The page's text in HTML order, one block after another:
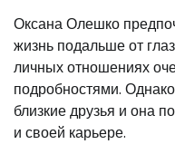
Оксана Олешко
жизнь подальше от
личных отношениях
подробностями.
близкие друзья и она
и своей карьере.